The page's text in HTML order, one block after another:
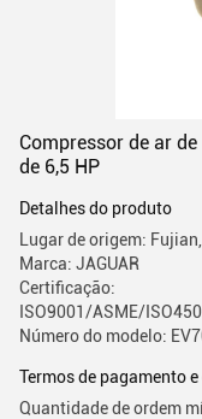
Compressor de ar
de 6,5 HP
Detalhes do produto
Lugar de origem:
Marca: JAGUAR
Certificação:
ISO9001/ASME/
Número do modelo:
Termos de pagamento
Quantidade de ordem